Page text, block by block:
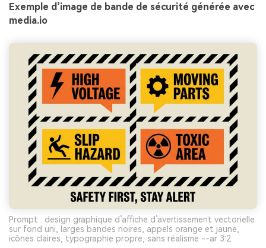
Exemple d’image de bande de sécurité générée avec
media.io
Prompt : design graphique d’affiche d’avertissement vectorielle
sur fond uni, larges bandes noires, appels orange et jaune,
icônes claires, typographie propre, sans réalisme --ar 3:2